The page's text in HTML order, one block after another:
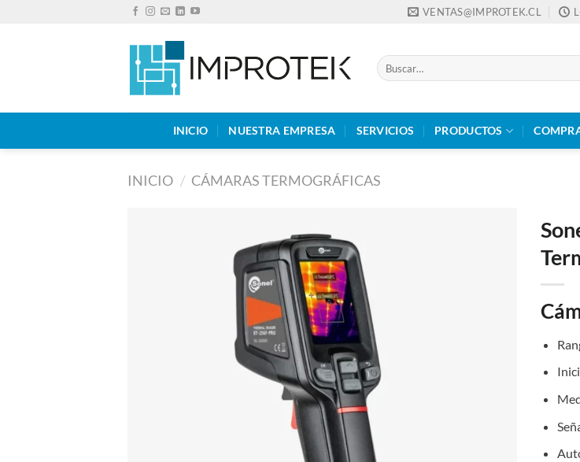
VENTAS@IMPROTEK.CL
Buscar
por:
INICIO NUESTRA EMPRESA SERVICIOS PRODUCTOS
INICIO / CÁMARAS TERMOGRÁFICAS